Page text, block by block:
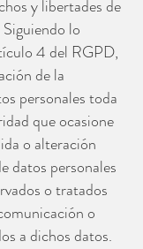
y libertades de
lo
4 del RGPD,
de la
personales toda
que ocasione
o alteración
datos personales
o tratados
o
a dichos datos.